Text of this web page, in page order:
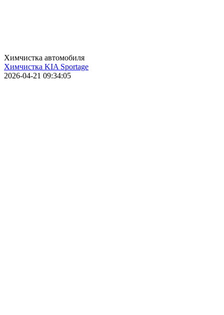
Химчистка автомобиля
Химчистка KIA Sportage
2026-04-21 09:34:05